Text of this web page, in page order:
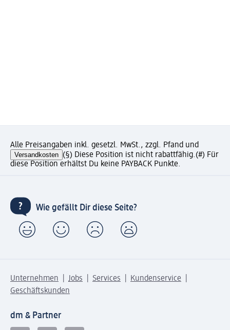
Alle Preisangaben inkl. gesetzl. MwSt., zzgl. Pfand und
Versandkosten (§) Diese Position ist nicht rabattfähig.(#) Für
diese Position erhältst Du keine PAYBACK Punkte.
Wie gefällt Dir diese Seite?
Unternehmen Jobs Services
Kundenservice
Geschäftskunden
dm & Partner